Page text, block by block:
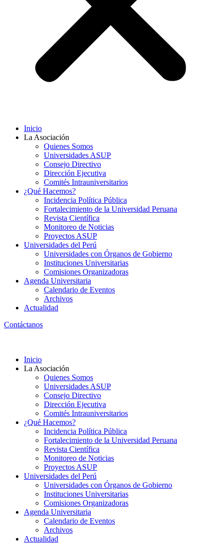
Inicio
La Asociación
Quienes Somos
Universidades ASUP
Consejo Directivo
Dirección Ejecutiva
Comités Intrauniversitarios
¿Qué Hacemos?
Incidencia Política Pública
Fortalecimiento de la Universidad Peruana
Revista Científica
Monitoreo de Noticias
Proyectos ASUP
Universidades del Perú
Universidades con Órganos de Gobierno
Instituciones Universitarias
Comisiones Organizadoras
Agenda Universitaria
Calendario de Eventos
Archivos
Actualidad
Contáctanos
Inicio
La Asociación
Quienes Somos
Universidades ASUP
Consejo Directivo
Dirección Ejecutiva
Comités Intrauniversitarios
¿Qué Hacemos?
Incidencia Política Pública
Fortalecimiento de la Universidad Peruana
Revista Científica
Monitoreo de Noticias
Proyectos ASUP
Universidades del Perú
Universidades con Órganos de Gobierno
Instituciones Universitarias
Comisiones Organizadoras
Agenda Universitaria
Calendario de Eventos
Archivos
Actualidad